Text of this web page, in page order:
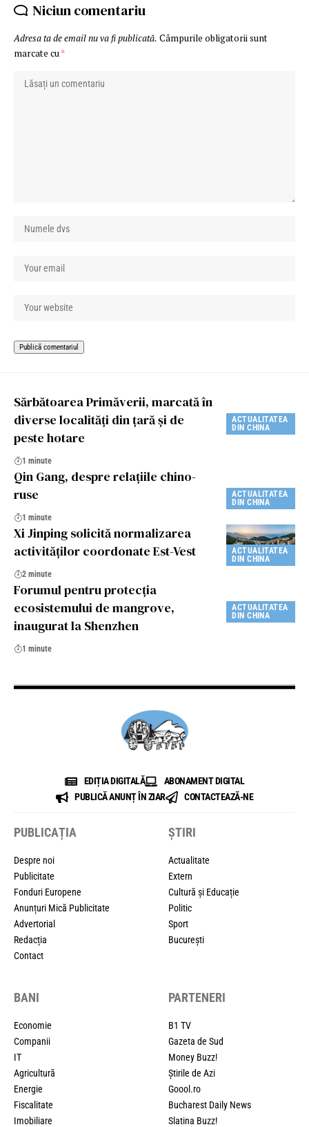
Niciun comentariu
Adresa ta de email nu va fi publicată. Câmpurile obligatorii sunt
marcate cu*
ACTUALITATEA
DIN CHINA
Sărbătoarea Primăverii, marcată în
diverse localități din țară și de
peste hotare
1 minute
ACTUALITATEA
DIN CHINA
Qin Gang, despre relaţiile chino-
ruse
1 minute
ACTUALITATEA
DIN CHINA
Xi Jinping solicită normalizarea
activităţilor coordonate Est-Vest
2 minute
ACTUALITATEA
DIN CHINA
Forumul pentru protecția
ecosistemului de mangrove,
inaugurat la Shenzhen
1 minute
EDIȚIA DIGITALĂ
ABONAMENT DIGITAL
PUBLICĂ ANUNȚ ÎN ZIAR
CONTACTEAZĂ-NE
PUBLICAȚIA
Despre noi
Publicitate
Fonduri Europene
Anunțuri Mică Publicitate
Advertorial
Redacția
Contact
ȘTIRI
Actualitate
Extern
Cultură și Educație
Politic
Sport
București
BANI
Economie
Companii
IT
Agricultură
Energie
Fiscalitate
Imobiliare
PARTENERI
B1 TV
Gazeta de Sud
Money Buzz!
Știrile de Azi
Goool.ro
Bucharest Daily News
Slatina Buzz!